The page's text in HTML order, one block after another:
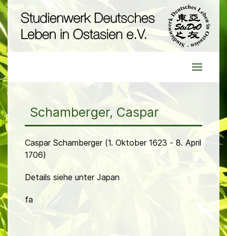
Schamberger, Caspar
Caspar Schamberger (1. Oktober 1623 - 8. April
1706)
Details siehe unter Japan
fa